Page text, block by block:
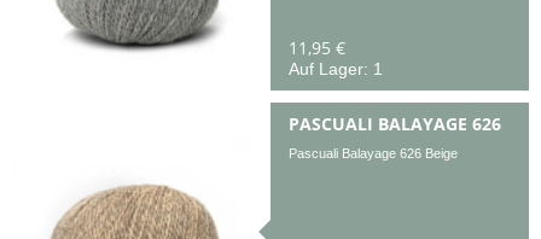
11,95 €
Auf Lager: 1
PASCUALI BALAYAGE 626
Pascuali Balayage 626 Beige